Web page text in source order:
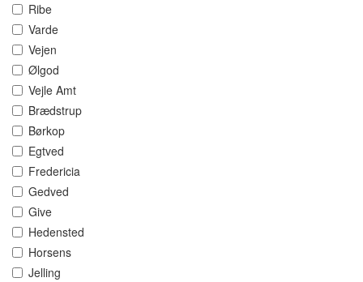
Ribe
Varde
Vejen
Ølgod
Vejle Amt
Brædstrup
Børkop
Egtved
Fredericia
Gedved
Give
Hedensted
Horsens
Jelling